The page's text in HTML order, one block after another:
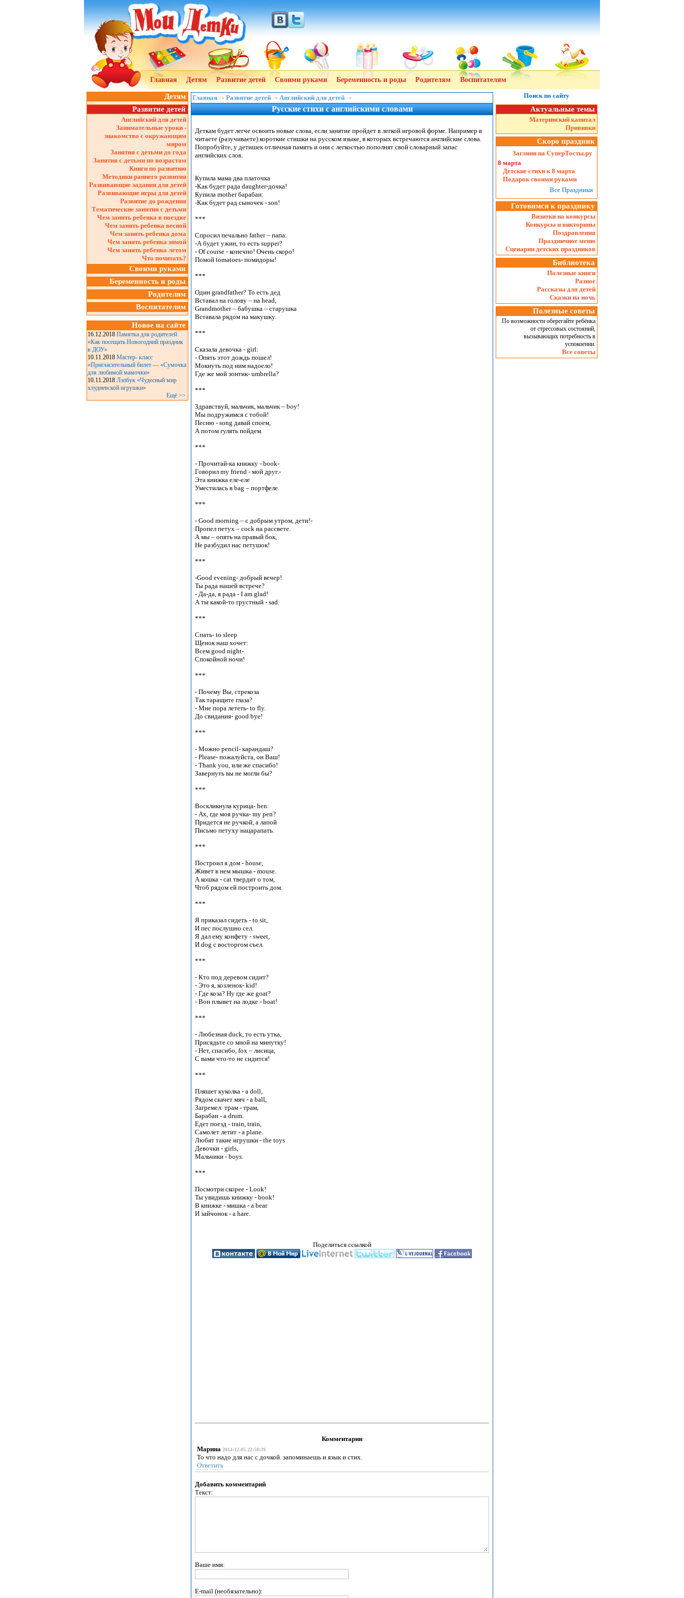
Главная Детям Развитие детей Своими руками Беременность и роды Родителям Воспитателям
Детям
Развитие детей
Английский для детей
Занимательные уроки -
знакомство с окружающим
миром
Занятия с детьми до года
Занятия с детьми по возрастам
Книги по развитию
Методики раннего развития
Развивающие задания для детей
Развивающие игры для детей
Развитие до рождения
Тематические занятия с детьми
Чем занять ребенка в поездке
Чем занять ребенка весной
Чем занять ребенка дома
Чем занять ребенка зимой
Чем занять ребенка летом
Что почитать?
Своими руками
Беременность и роды
Родителям
Воспитателям
Новое на сайте
16.12.2018 Памятка для родителей
«Как посещать Новогодний праздник
в ДОУ»
10.11.2018 Мастер- класс
«Пригласительный билет — «Сумочка
для любимой мамочки»
10.11.2018 Лэпбук «Чудесный мир
хлудневской игрушки»
Ещё >>
Главная Развитие детей Английский для детей
Русские стихи с английскими словами
Деткам будет легче освоить новые слова, если занятие пройдет в легкой игровой форме. Например в
читаете (разучиваете) короткие стишки на русском языке, в которых встречаются английские слова.
Попробуйте, у детишек отличная память и они с легкостью пополнят свой словарный запас
английских слов.
Купила мама два платочка
-Как будет рада daughter-дочка!
Купила mother барабан:
-Как будет рад сыночек - son!
***
Спросил печально father – папа:
-А будет ужин, то есть supper?
- Of course - конечно! Очень скоро!
Помой tomatoes- помидоры!
***
Один grandfather? То есть дед
Вставал на голову – на head,
Grandmother – бабушка – старушка
Вставала рядом на макушку.
***
Сказала девочка - girl:
- Опять этот дождь пошел!
Мокнуть под ним надоело!
Где же мой зонтик- umbrella?
***
Здравствуй, мальчик, мальчик – boy!
Мы подружимся с тобой!
Песню - song давай споем,
А потом гулять пойдем.
***
- Прочитай-ка книжку - book-
Говорил my friend - мой друг.-
Эта книжка еле-еле
Уместилась в bag – портфеле.
***
- Good morning – с добрым утром, дети!-
Пропел петух – cock на рассвете.
А мы – опять на правый бок,
Не разбудил нас петушок!
***
-Good evening- добрый вечер!
Ты рада нашей встрече?
- Да-да, я рада - I am glad!
А ты какой-то грустный - sad.
***
Спать- to sleep
Щенок наш хочет:
Всем good night-
Спокойной ночи!
***
- Почему Вы, стрекоза
Так таращите глаза?
- Мне пора лететь- to fly.
До свидания- good bye!
***
- Можно pencil- карандаш?
- Please- пожалуйста, он Ваш!
- Thank you, или же спасибо!
Завернуть вы не могли бы?
***
Воскликнула курица- hen:
- Ах, где моя ручка- my pen?
Придется не ручкой, а лапой
Письмо петуху нацарапать.
***
Построил я дом - house,
Живет в нем мышка - mouse.
А кошка - cat твердит о том,
Чтоб рядом ей построить дом.
***
Я приказал сидеть - to sit,
И пес послушно сел.
Я дал ему конфету - sweet,
И dog c восторгом съел.
***
- Кто под деревом сидит?
- Это я, козленок- kid!
- Где коза? Ну где же goat?
- Вон плывет на лодке - boat!
***
- Любезная duck, то есть утка,
Присядьте со мной на минутку!
- Нет, спасибо, fox – лисица,
С вами что-то не сидится!
***
Пляшет куколка - a doll,
Рядом скачет мяч - a ball,
Загремел: трам - трам,
Барабан - a drum.
Едет поезд - train, train,
Самолет летит - a plane.
Любят такие игрушки - the toys
Девочки - girls,
Мальчики - boys.
***
Посмотри скорее - Look!
Ты увидишь книжку - book!
В книжке - мишка - a bear
И зайчонок - a hare.
Поделиться ссылкой
Комментарии
Марина 2014-12-05 22:58:39
То что надо для нас с дочкой. запоминаешь и язык и стих.
Ответить
Добавить комментарий
Текст:
Ваше имя:
E-mail (необязательно):
Поиск по сайту
Актуальные темы
Материнский капитал
Прививки
Скоро праздник
Загляни на СуперТосты.ру
8 марта
Детские стихи к 8 марта
Подарок своими руками
Все Праздники
Готовимся к празднику
Визитки на конкурсы
Конкурсы и викторины
Поздравления
Праздничное меню
Сценарии детских праздников
Библиотека
Полезные книги
Разное
Рассказы для детей
Сказки на ночь
Полезные советы
По возможности оберегайте ребёнка
от стрессовых состояний,
вызывающих потребность в
успокоении.
Все советы